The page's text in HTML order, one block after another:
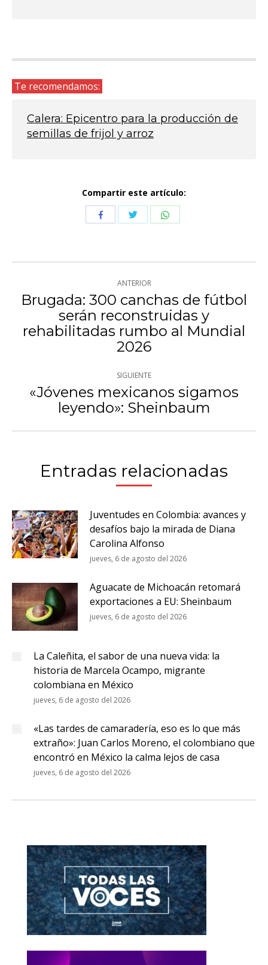
Te recomendamos:
Calera: Epicentro para la producción de
semillas de frijol y arroz
Compartir este artículo:
CompartirCompartirCompartir
Navegación
entre
publicaciones
ANTERIOR
Publicación
anterior:
Brugada: 300 canchas de fútbol
serán reconstruidas y
rehabilitadas rumbo al Mundial
2026
SIGUIENTE
Publicación
siguiente:
«Jóvenes mexicanos sigamos
leyendo»: Sheinbaum
Entradas relacionadas
Juventudes en Colombia: avances y
desafíos bajo la mirada de Diana
Carolina Alfonso
jueves, 6 de agosto del 2026
Aguacate de Michoacán retomará
exportaciones a EU: Sheinbaum
jueves, 6 de agosto del 2026
La Caleñita, el sabor de una nueva vida: la
historia de Marcela Ocampo, migrante
colombiana en México
jueves, 6 de agosto del 2026
«Las tardes de camaradería, eso es lo que más
extraño»: Juan Carlos Moreno, el colombiano que
encontró en México la calma lejos de casa
jueves, 6 de agosto del 2026